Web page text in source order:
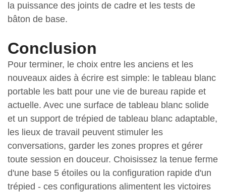
la puissance des joints de cadre et les tests de
bâton de base.
Conclusion
Pour terminer, le choix entre les anciens et les
nouveaux aides à écrire est simple: le tableau blanc
portable les batt pour une vie de bureau rapide et
actuelle. Avec une surface de tableau blanc solide
et un support de trépied de tableau blanc adaptable,
les lieux de travail peuvent stimuler les
conversations, garder les zones propres et gérer
toute session en douceur. Choisissez la tenue ferme
d'une base 5 étoiles ou la configuration rapide d'un
trépied - ces configurations alimentent les victoires